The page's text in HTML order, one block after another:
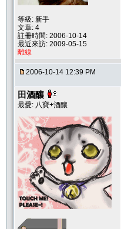
等級: 新手
文章: 4
註冊時間: 2006-10-14
最近來訪: 2009-05-15
離線
2006-10-14 12:39 PM
田酒釀
最愛: 八寶+酒釀